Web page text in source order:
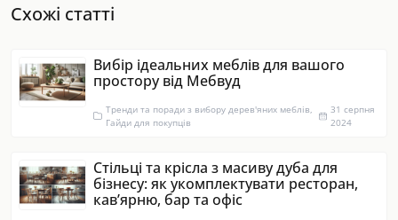
Схожі статті
Вибір ідеальних меблів для вашого
простору від Мебвуд
Тренди та поради з вибору дерев'яних меблів,
Гайди для покупців
31 серпня
2024
Стільці та крісла з масиву дуба для
бізнесу: як укомплектувати ресторан,
кав’ярню, бар та офіс